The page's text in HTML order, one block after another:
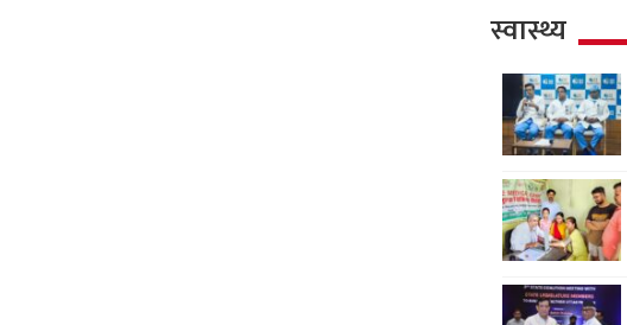
स्वास्थ्य